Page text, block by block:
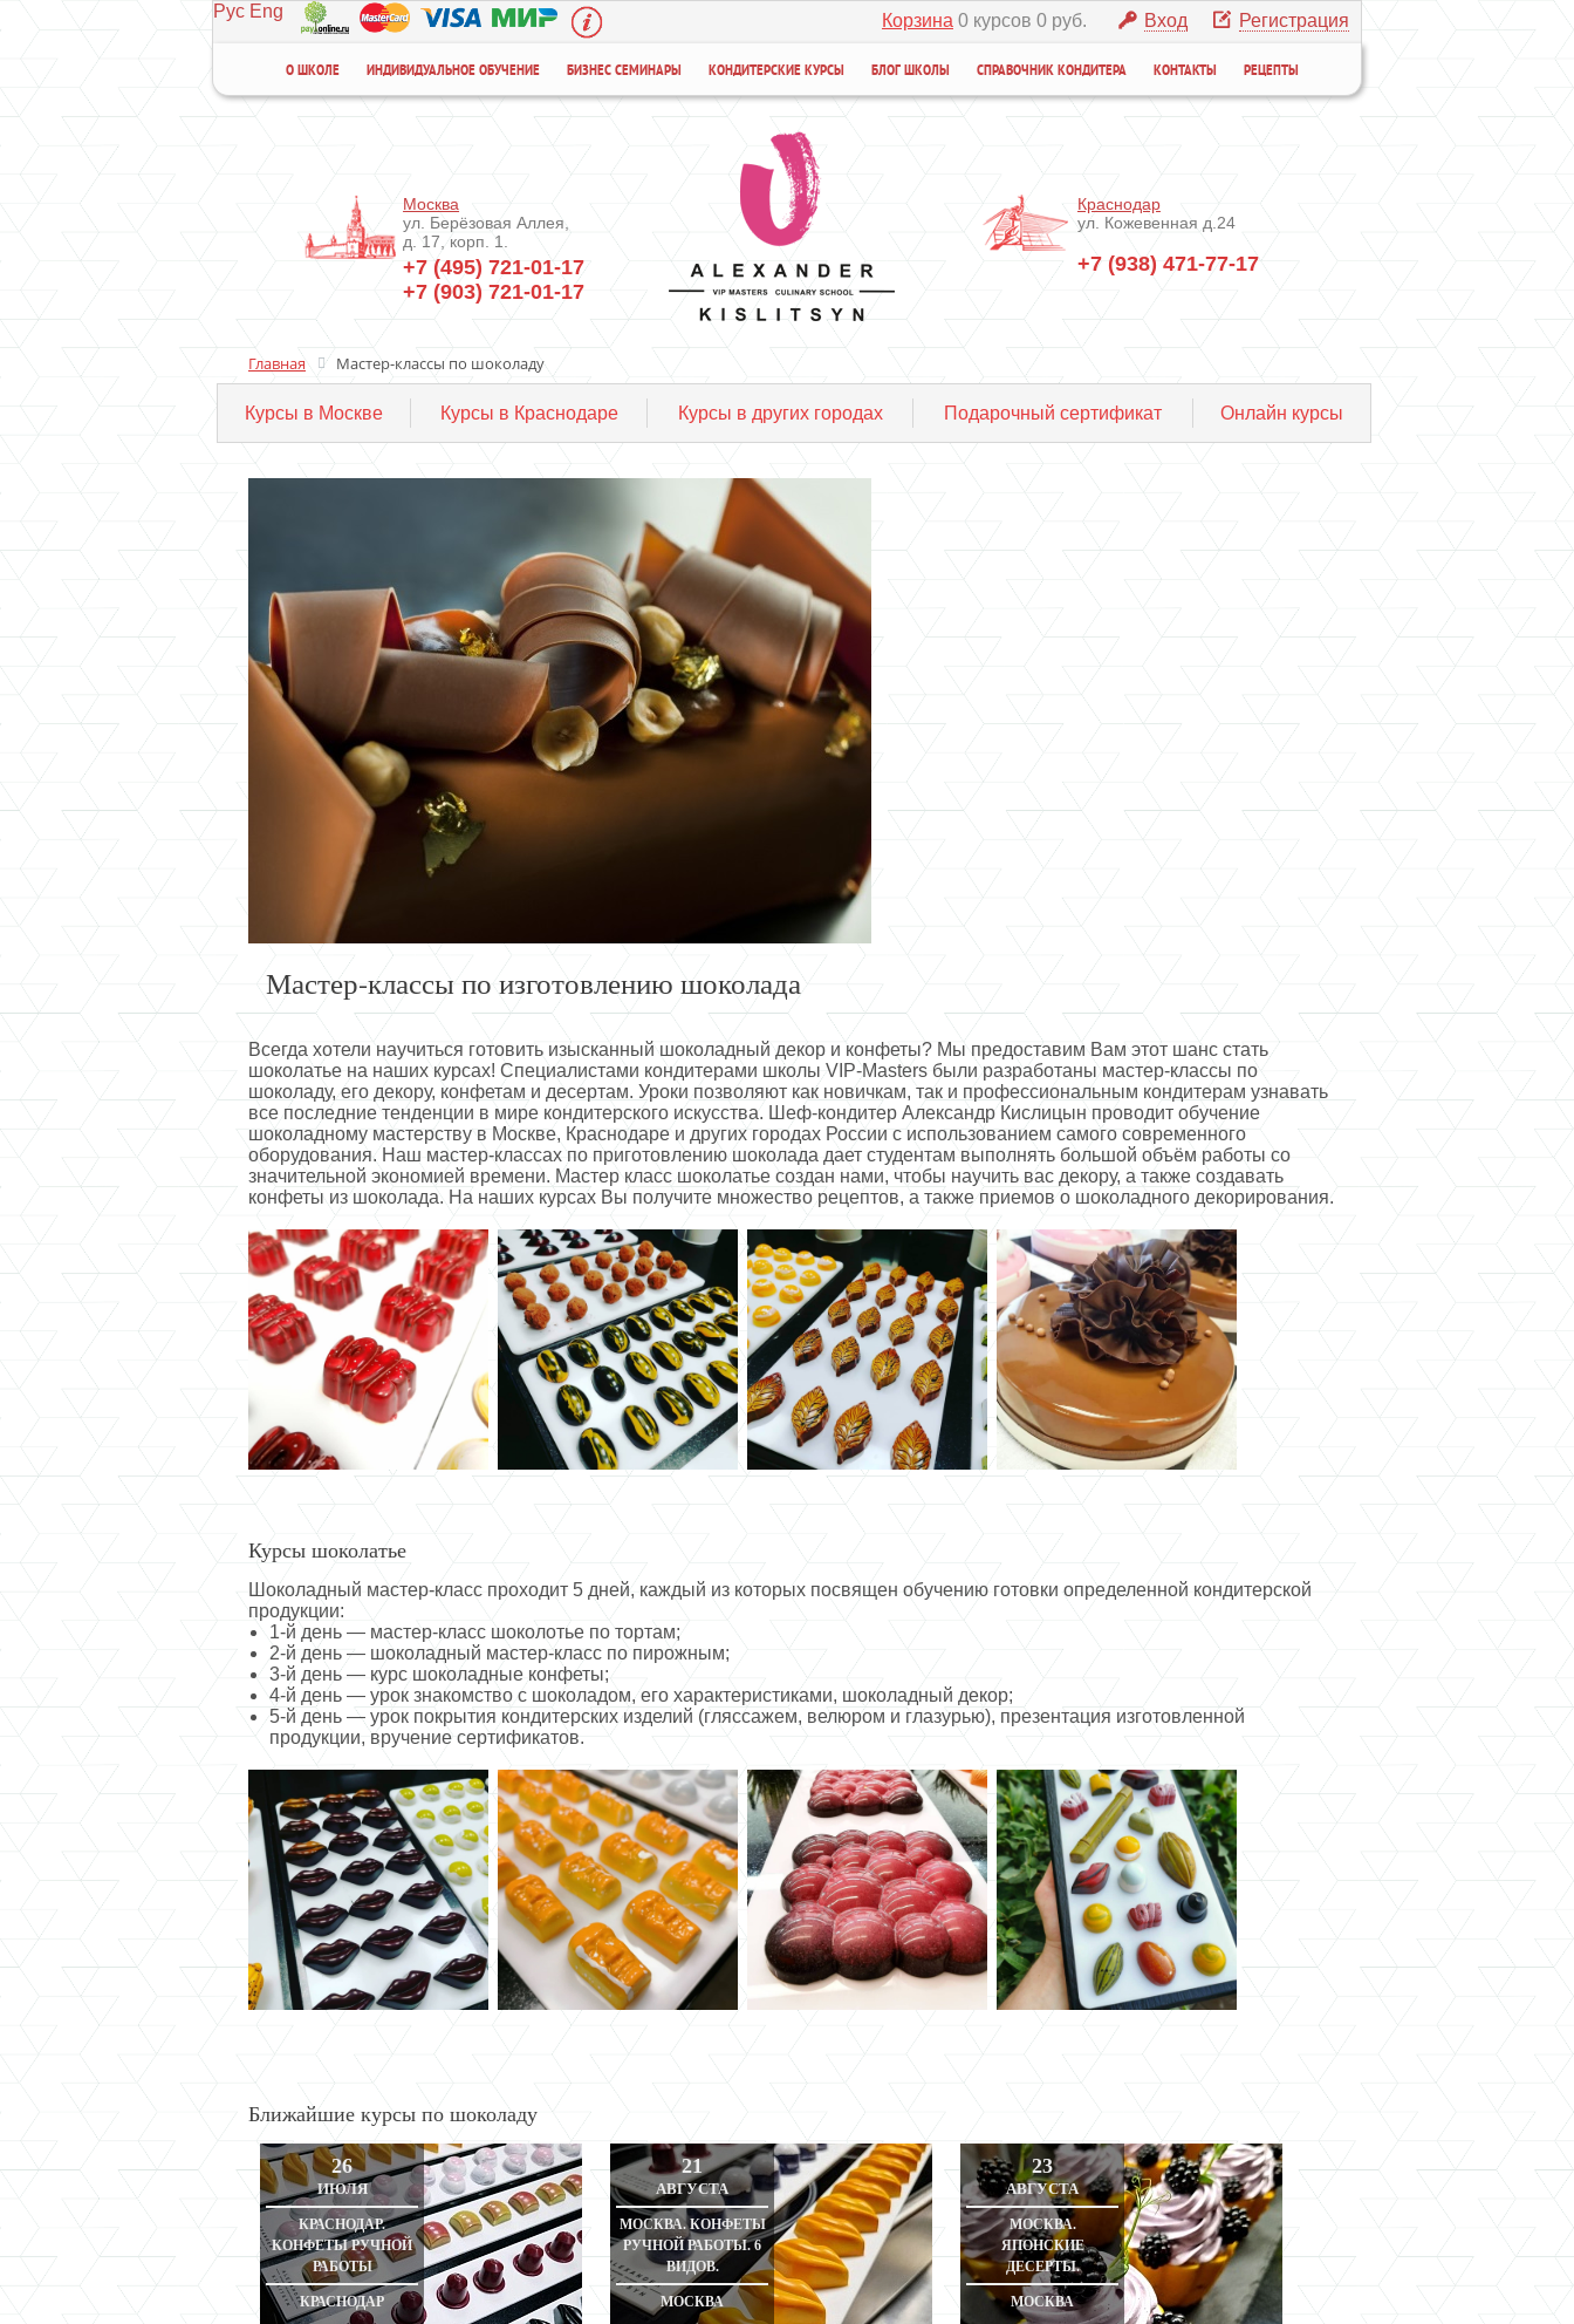
Рус Eng Вход Регистрация
Корзина 0 курсов 0 руб.
О ШКОЛЕ ИНДИВИДУАЛЬНОЕ ОБУЧЕНИЕ БИЗНЕС СЕМИНАРЫ КОНДИТЕРСКИЕ КУРСЫ БЛОГ ШКОЛЫ СПРАВОЧНИК КОНДИТЕРА КОНТАКТЫ РЕЦЕПТЫ
Москва
ул. Берёзовая Аллея,
д. 17, корп. 1.
+7 (495) 721-01-17
+7 (903) 721-01-17
Краснодар
ул. Кожевенная д.24
+7 (938) 471-77-17
Главная Мастер-классы по шоколаду
Курсы в Москве Курсы в Краснодаре Курсы в других городах Подарочный сертификат Онлайн курсы
Мастер-классы по изготовлению шоколада
Всегда хотели научиться готовить изысканный шоколадный декор и конфеты? Мы предоставим Вам этот шанс стать
шоколатье на наших курсах! Специалистами кондитерами школы VIP-Masters были разработаны мастер-классы по
шоколаду, его декору, конфетам и десертам. Уроки позволяют как новичкам, так и профессиональным кондитерам узнавать
все последние тенденции в мире кондитерского искусства. Шеф-кондитер Александр Кислицын проводит обучение
шоколадному мастерству в Москве, Краснодаре и других городах России с использованием самого современного
оборудования. Наш мастер-классах по приготовлению шоколада дает студентам выполнять большой объём работы со
значительной экономией времени. Мастер класс шоколатье создан нами, чтобы научить вас декору, а также создавать
конфеты из шоколада. На наших курсах Вы получите множество рецептов, а также приемов о шоколадного декорирования.
Курсы шоколатье
Шоколадный мастер-класс проходит 5 дней, каждый из которых посвящен обучению готовки определенной кондитерской
продукции:
1-й день — мастер-класс шоколотье по тортам;
2-й день — шоколадный мастер-класс по пирожным;
3-й день — курс шоколадные конфеты;
4-й день — урок знакомство с шоколадом, его характеристиками, шоколадный декор;
5-й день — урок покрытия кондитерских изделий (гляссажем, велюром и глазурью), презентация изготовленной
продукции, вручение сертификатов.
Ближайшие курсы по шоколаду
26
ИЮЛЯ
КРАСНОДАР.
КОНФЕТЫ РУЧНОЙ
РАБОТЫ
КРАСНОДАР
21
АВГУСТА
МОСКВА. КОНФЕТЫ
РУЧНОЙ РАБОТЫ. 6
ВИДОВ.
МОСКВА
23
АВГУСТА
МОСКВА.
ЯПОНСКИЕ
ДЕСЕРТЫ.
МОСКВА